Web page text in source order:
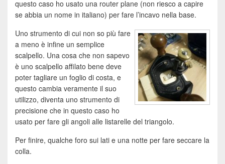
questo caso ho usato una router plane (non riesco a capire
se abbia un nome in italiano) per fare l’incavo nella base.
Uno strumento di cui non so più fare
a meno è infine un semplice
scalpello. Una cosa che non sapevo
è uno scalpello affilato bene deve
poter tagliare un foglio di costa, e
questo cambia veramente il suo
utilizzo, diventa uno strumento di
precisione che in questo caso ho
usato per fare gli angoli alle listarelle del triangolo.
Per finire, qualche foro sui lati e una notte per fare seccare la
colla.